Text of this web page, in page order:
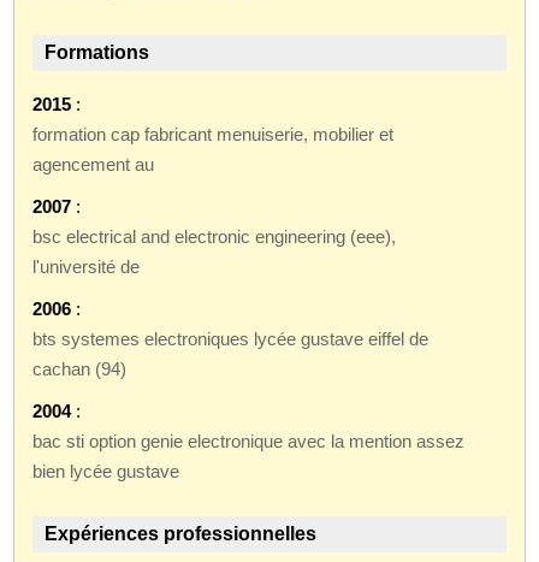
Formations
2015 :
formation cap fabricant menuiserie, mobilier et
agencement au
2007 :
bsc electrical and electronic engineering (eee),
l'université de
2006 :
bts systemes electroniques lycée gustave eiffel de
cachan (94)
2004:
bac sti option genie electronique avec la mention assez
bien lycée gustave
Expériences professionnelles